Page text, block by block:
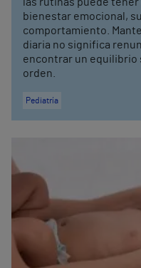
bienestar emocional,
comportamiento.
diaria no significa
encontrar un equilibrio
orden.
Pediatría